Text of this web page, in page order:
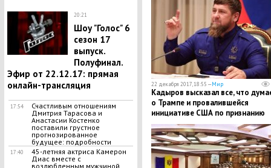
20:21
Шоу "Голос" 6
сезон 17
выпуск.
Полуфинал.
Эфир от 22.12.17: прямая
онлайн-трансляция
17:54
Счастливым отношениям
Дмитрия Тарасова и
Анастасии Костенко
поставили грустное
прогнозированное
будущее: подробности
17:40
45-летняя актриса Камерон
Диас вместе с
возлюбленным мужчиной
22 декабря 2017, 18:55 —Мир
Кадыров высказал все, что
о Трампе и провалившейся
инициативе США по признанию
Иерусалима